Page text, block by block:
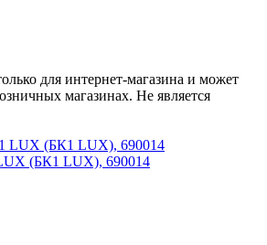
для интернет-магазина и может
магазинах. Не является
(БК1 LUX), 690014